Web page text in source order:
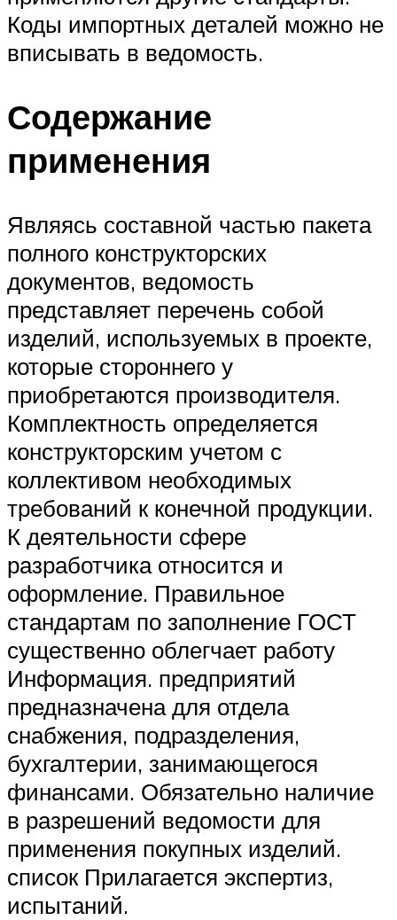
Коды импортных деталей можно не
вписывать в ведомость.
Содержание
применения
Являясь составной частью пакета
полного конструкторских
документов, ведомость
представляет перечень собой
изделий, используемых в проекте,
которые стороннего у
приобретаются производителя.
Комплектность определяется
конструкторским учетом с
коллективом необходимых
требований к конечной продукции.
К деятельности сфере
разработчика относится и
оформление. Правильное
стандартам по заполнение ГОСТ
существенно облегчает работу
Информация. предприятий
предназначена для отдела
снабжения, подразделения,
бухгалтерии, занимающегося
финансами. Обязательно наличие
в разрешений ведомости для
применения покупных изделий.
список Прилагается экспертиз,
испытаний.